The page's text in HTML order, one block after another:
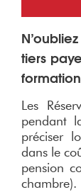
tiers
Les
pendant
préciser
dans le
pension
chambre).